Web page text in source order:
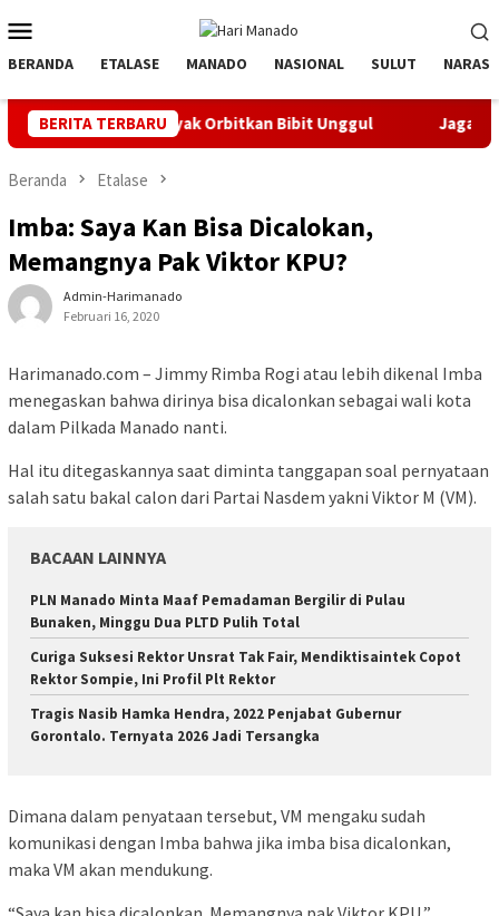
ke
kontenMobile
BERANDA ETALASE MANADO NASIONAL SULUT NARASI
BERITA TERBARU
Banyak Orbitkan Bibit Unggul Jaga Listrik Andal
Beranda Etalase
Imba: Saya Kan Bisa Dicalokan,
Memangnya Pak Viktor KPU?
Admin-Harimanado
Februari 16, 2020
Harimanado.com – Jimmy Rimba Rogi atau lebih dikenal Imba
menegaskan bahwa dirinya bisa dicalonkan sebagai wali kota
dalam Pilkada Manado nanti.
Hal itu ditegaskannya saat diminta tanggapan soal pernyataan
salah satu bakal calon dari Partai Nasdem yakni Viktor M (VM).
BACAAN LAINNYA
PLN Manado Minta Maaf Pemadaman Bergilir di Pulau
Bunaken, Minggu Dua PLTD Pulih Total
Curiga Suksesi Rektor Unsrat Tak Fair, Mendiktisaintek Copot
Rektor Sompie, Ini Profil Plt Rektor
Tragis Nasib Hamka Hendra, 2022 Penjabat Gubernur
Gorontalo. Ternyata 2026 Jadi Tersangka
Dimana dalam penyataan tersebut, VM mengaku sudah
komunikasi dengan Imba bahwa jika imba bisa dicalonkan,
maka VM akan mendukung.